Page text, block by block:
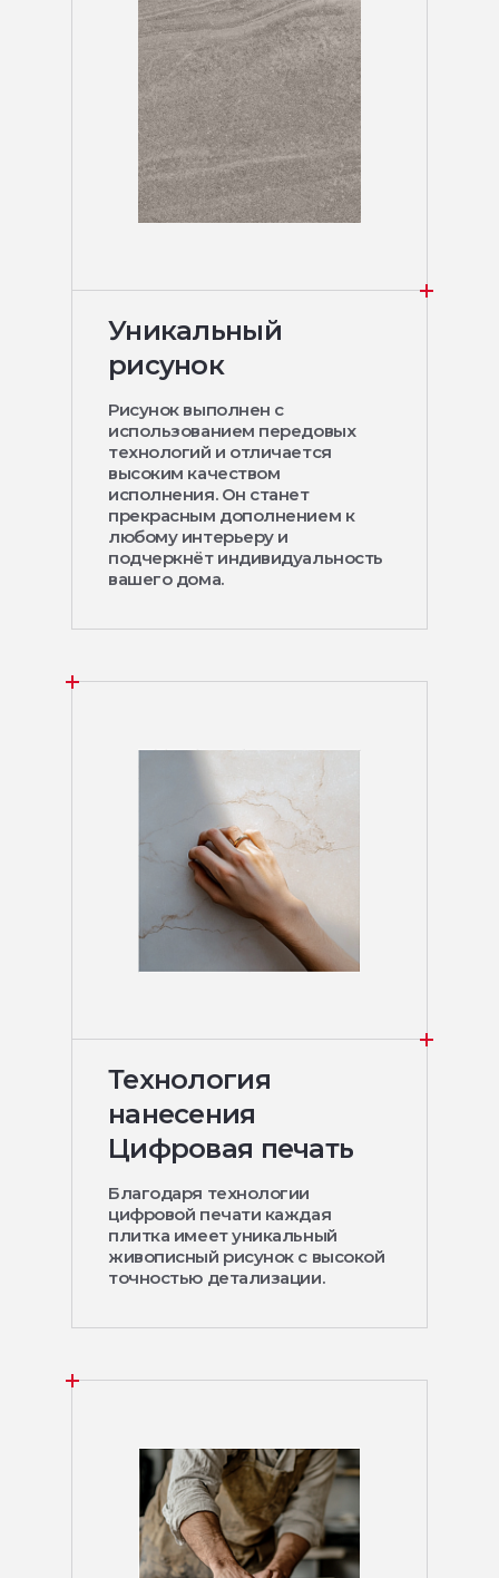
Уникальный
рисунок
Рисунок выполнен с
использованием передовых
технологий и отличается
высоким качеством
исполнения. Он станет
прекрасным дополнением к
любому интерьеру и
подчеркнёт индивидуальность
вашего дома.
Технология
нанесения
Цифровая печать
Благодаря технологии
цифровой печати каждая
плитка имеет уникальный
живописный рисунок с высокой
точностью детализации.